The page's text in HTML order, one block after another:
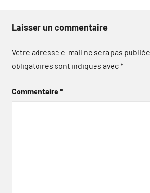
Laisser un commentaire
Votre adresse e-mail ne sera pas publiée.
obligatoires sont indiqués avec*
Commentaire*